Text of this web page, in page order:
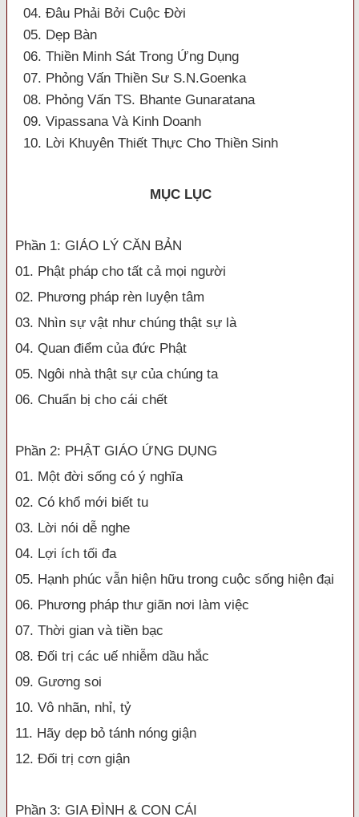
04. Đâu Phải Bởi Cuộc Đời
05. Dẹp Bàn
06. Thiền Minh Sát Trong Ứng Dụng
07. Phỏng Vấn Thiền Sư S.N.Goenka
08. Phỏng Vấn TS. Bhante Gunaratana
09. Vipassana Và Kinh Doanh
10. Lời Khuyên Thiết Thực Cho Thiền Sinh
MỤC LỤC
Phần 1: GIÁO LÝ CĂN BẢN
01. Phật pháp cho tất cả mọi người
02. Phương pháp rèn luyện tâm
03. Nhìn sự vật như chúng thật sự là
04. Quan điểm của đức Phật
05. Ngôi nhà thật sự của chúng ta
06. Chuẩn bị cho cái chết
Phần 2: PHẬT GIÁO ỨNG DỤNG
01. Một đời sống có ý nghĩa
02. Có khổ mới biết tu
03. Lời nói dễ nghe
04. Lợi ích tối đa
05. Hạnh phúc vẫn hiện hữu trong cuộc sống hiện đại
06. Phương pháp thư giãn nơi làm việc
07. Thời gian và tiền bạc
08. Đối trị các uế nhiễm dầu hắc
09. Gương soi
10. Vô nhãn, nhỉ, tỷ
11. Hãy dẹp bỏ tánh nóng giận
12. Đối trị cơn giận
Phần 3: GIA ĐÌNH & CON CÁI